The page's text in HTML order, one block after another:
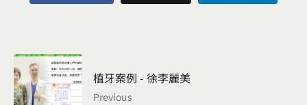
植牙案例 - 徐李麗美
Previous